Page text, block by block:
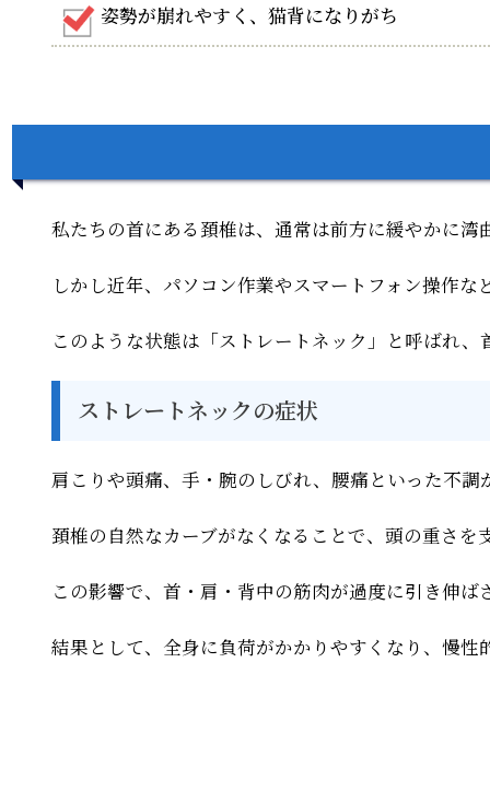
姿勢が崩れやすく、猫背になりがち
私たちの首にある頚椎は、通常は前方に緩やかに
しかし近年、パソコン作業やスマートフォン操作
このような状態は「ストレートネック」と呼ばれ
ストレートネックの症状
肩こりや頭痛、手・腕のしびれ、腰痛といった不調
頚椎の自然なカーブがなくなることで、頭の重さ
この影響で、首・肩・背中の筋肉が過度に引き伸
結果として、全身に負荷がかかりやすくなり、慢